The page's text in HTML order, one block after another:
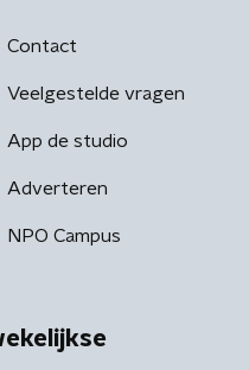
Contact
Veelgestelde vragen
App de studio
Adverteren
NPO Campus